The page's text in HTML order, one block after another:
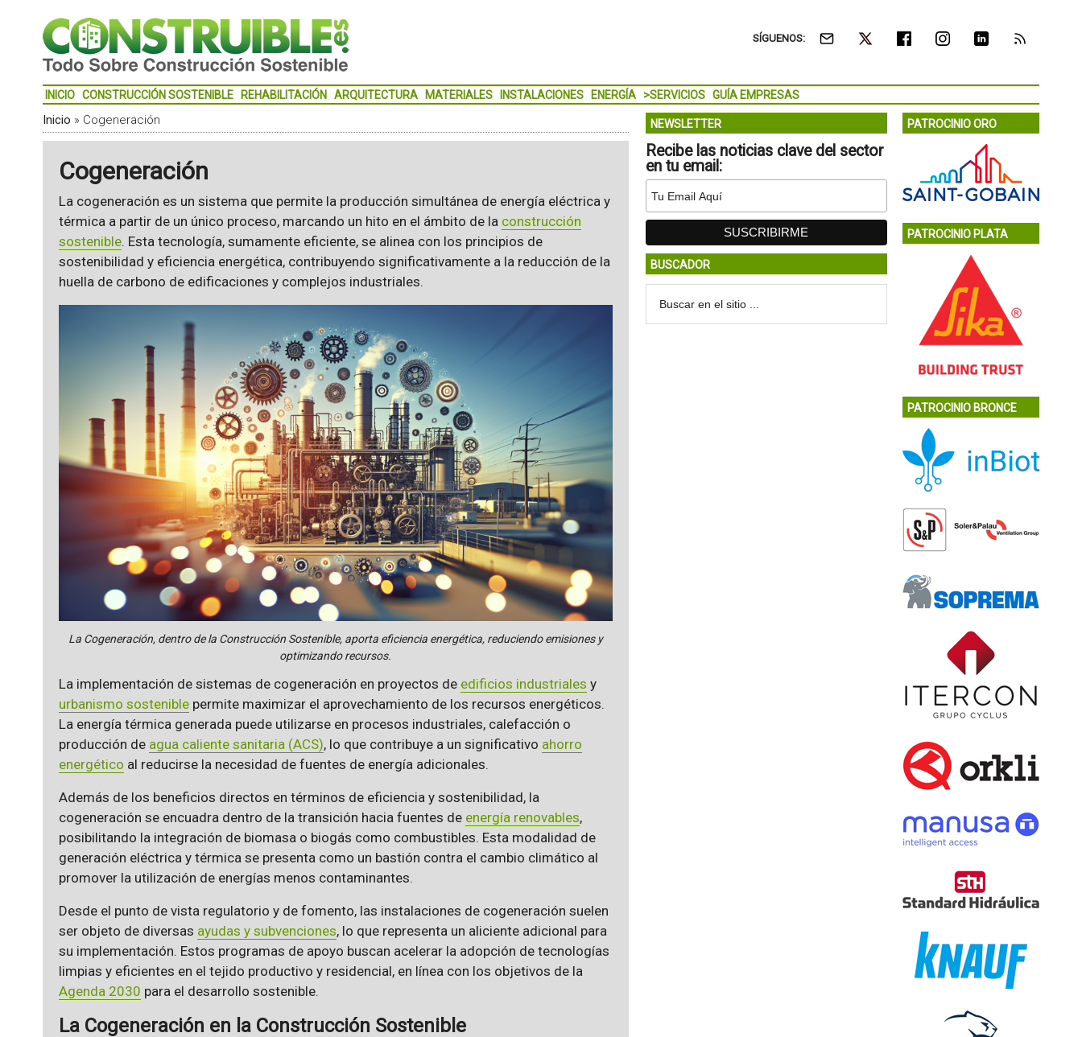
SÍGUENOS:
INICIO CONSTRUCCIÓN SOSTENIBLE REHABILITACIÓN ARQUITECTURA MATERIALES INSTALACIONES ENERGÍA >SERVICIOS GUÍA EMPRESAS
Inicio » Cogeneración
Cogeneración
La cogeneración es un sistema que permite la producción simultánea de energía eléctrica y
térmica a partir de un único proceso, marcando un hito en el ámbito de la construcción
sostenible. Esta tecnología, sumamente eficiente, se alinea con los principios de
sostenibilidad y eficiencia energética, contribuyendo significativamente a la reducción de la
huella de carbono de edificaciones y complejos industriales.
La Cogeneración, dentro de la Construcción Sostenible, aporta eficiencia energética, reduciendo emisiones y
optimizando recursos.
La implementación de sistemas de cogeneración en proyectos de edificios industriales y
urbanismo sosteniblepermite maximizar el aprovechamiento de los recursos energéticos.
La energía térmica generada puede utilizarse en procesos industriales, calefacción o
producción de agua caliente sanitaria (ACS), lo que contribuye a un significativo ahorro
energético al reducirse la necesidad de fuentes de energía adicionales.
Además de los beneficios directos en términos de eficiencia y sostenibilidad, la
cogeneración se encuadra dentro de la transición hacia fuentes de energía renovables,
posibilitando la integración de biomasa o biogás como combustibles. Esta modalidad de
generación eléctrica y térmica se presenta como un bastión contra el cambio climático al
promover la utilización de energías menos contaminantes.
Desde el punto de vista regulatorio y de fomento, las instalaciones de cogeneración suelen
ser objeto de diversas ayudas y subvenciones, lo que representa un aliciente adicional para
su implementación. Estos programas de apoyo buscan acelerar la adopción de tecnologías
limpias y eficientes en el tejido productivo y residencial, en línea con los objetivos de la
Agenda 2030 para el desarrollo sostenible.
La Cogeneración en la Construcción Sostenible
NEWSLETTER
Recibe las noticias clave del sector
en tu email:
BUSCADOR
PATROCINIO ORO
PATROCINIO PLATA
PATROCINIO BRONCE